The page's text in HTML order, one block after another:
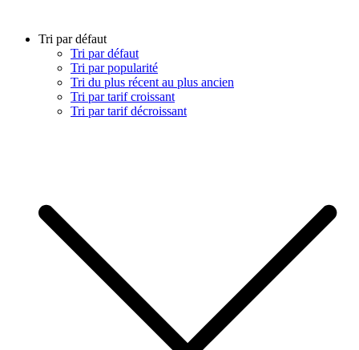
Tri par défaut
Tri par défaut
Tri par popularité
Tri du plus récent au plus ancien
Tri par tarif croissant
Tri par tarif décroissant